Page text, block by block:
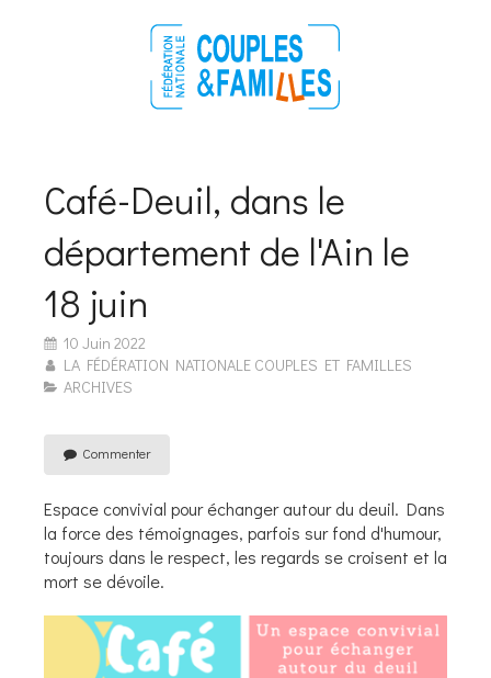
Café-Deuil, dans le
département de l'Ain le
18 juin
10 Juin 2022
LA FÉDÉRATION NATIONALE COUPLES ET FAMILLES
ARCHIVES
Commenter
Espace convivial pour échanger autour du deuil. Dans
la force des témoignages, parfois sur fond d'humour,
toujours dans le respect, les regards se croisent et la
mort se dévoile.